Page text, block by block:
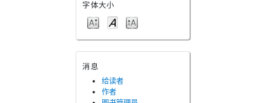
字体大小
消息
给读者
作者